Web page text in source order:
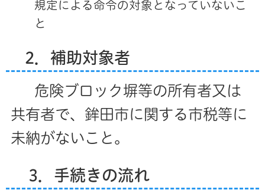
規定による命令の対象となっていないこ
と
2．補助対象者
危険ブロック塀等の所有者又は
共有者で、鉾田市に関する市税等に
未納がないこと。
3．手続きの流れ